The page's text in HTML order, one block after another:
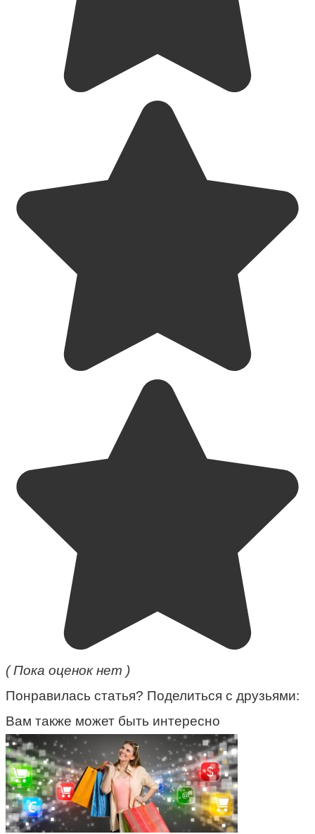
( Пока оценок нет )
Понравилась статья? Поделиться с друзьями:
Вам также может быть интересно